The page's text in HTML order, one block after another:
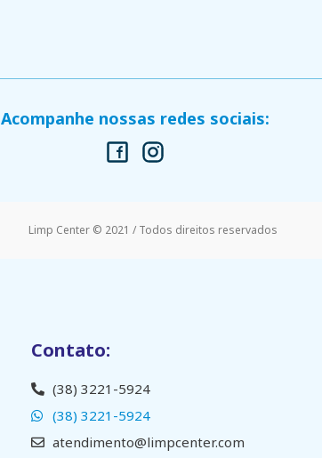
Acompanhe nossas redes sociais:
Limp Center © 2021 / Todos direitos reservados
Contato:
(38) 3221-5924
(38) 3221-5924
atendimento@limpcenter.com